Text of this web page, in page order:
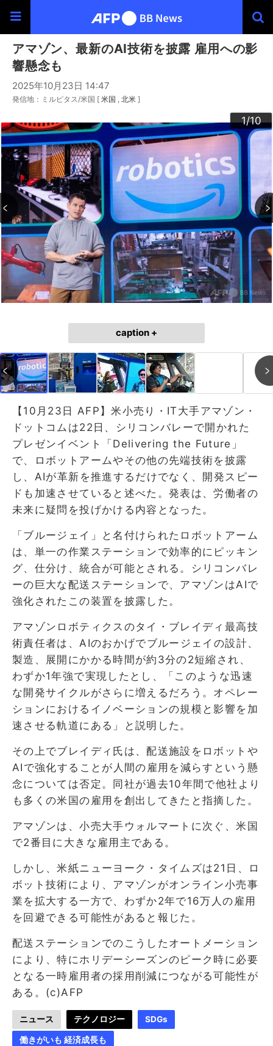
アマゾン、最新のAI技術を披露 雇用への影
響懸念も
2025年10月23日 14:47
発信地：ミルピタス/米国 [ 米国 北米 ]
1/10
2/10
3/10
4/10
5/10
6/10
7/10
8/10
9/10
10/10
caption +
【10月23日 AFP】米小売り・IT大手アマゾン・
ドットコムは22日、シリコンバレーで開かれた
プレゼンイベント「Delivering the Future」
で、ロボットアームやその他の先端技術を披露
し、AIが革新を推進するだけでなく、開発スピー
ドも加速させていると述べた。発表は、労働者の
未来に疑問を投げかける内容となった。
「ブルージェイ」と名付けられたロボットアーム
は、単一の作業ステーションで効率的にピッキン
グ、仕分け、統合が可能とされる。シリコンバレ
ーの巨大な配送ステーションで、アマゾンはAIで
強化されたこの装置を披露した。
アマゾンロボティクスのタイ・ブレイディ最高技
術責任者は、AIのおかげでブルージェイの設計、
製造、展開にかかる時間が約3分の2短縮され、
わずか1年強で実現したとし、「このような迅速
な開発サイクルがさらに増えるだろう。オペレー
ションにおけるイノベーションの規模と影響を加
速させる軌道にある」と説明した。
その上でブレイディ氏は、配送施設をロボットや
AIで強化することが人間の雇用を減らすという懸
念については否定。同社が過去10年間で他社より
も多くの米国の雇用を創出してきたと指摘した。
アマゾンは、小売大手ウォルマートに次ぐ、米国
で2番目に大きな雇用主である。
しかし、米紙ニューヨーク・タイムズは21日、ロ
ボット技術により、アマゾンがオンライン小売事
業を拡大する一方で、わずか2年で16万人の雇用
を回避できる可能性があると報じた。
配送ステーションでのこうしたオートメーション
により、特にホリデーシーズンのピーク時に必要
となる一時雇用者の採用削減につながる可能性が
ある。(c)AFP
ニュース テクノロジー SDGs
働きがいも 経済成長も